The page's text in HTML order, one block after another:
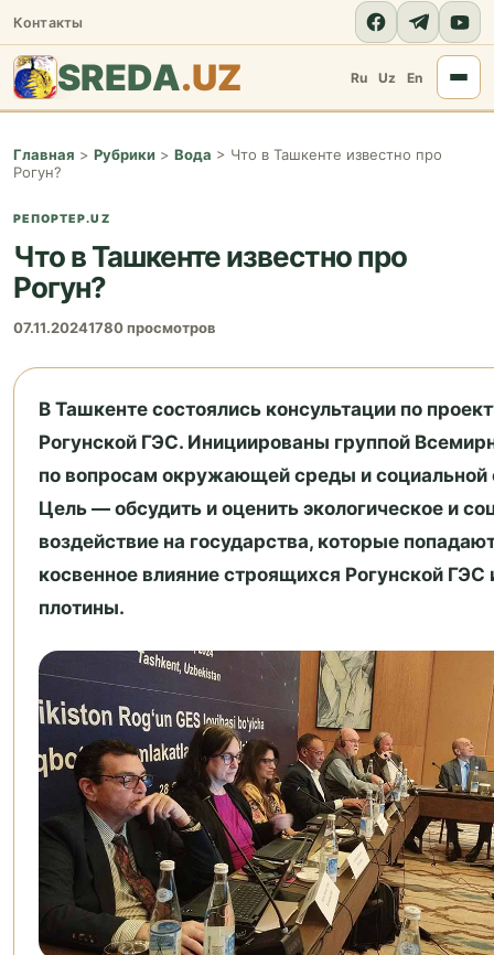
Контакты
SREDA.UZ Ru Uz En
Главная > Рубрики > Вода > Что в Ташкенте известно про
Рогун?
РЕПОРТЕР.UZ
Что в Ташкенте известно про
Рогун?
07.11.20241780 просмотров
В Ташкенте состоялись консультации по
Рогунской ГЭС. Инициированы группой
по вопросам окружающей среды и
Цель — обсудить и оценить экологическое и
воздействие на государства, которые
косвенное влияние строящихся Рогунской ГЭС
плотины.